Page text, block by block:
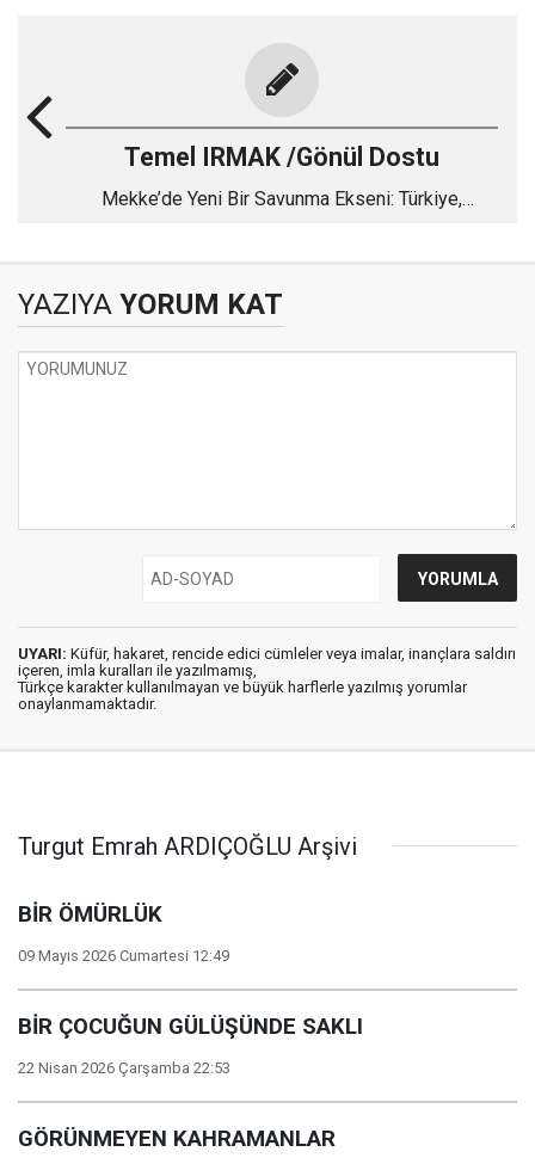
Temel IRMAK /Gönül Dostu
Mekke’de Yeni Bir Savunma Ekseni: Türkiye,
YAZIYA YORUM KAT
UYARI: Küfür, hakaret, rencide edici cümleler veya imalar, inançlara saldırı
içeren, imla kuralları ile yazılmamış,
Türkçe karakter kullanılmayan ve büyük harflerle yazılmış yorumlar
onaylanmamaktadır.
Turgut Emrah ARDIÇOĞLU Arşivi
BİR ÖMÜRLÜK
09 Mayıs 2026 Cumartesi 12:49
BİR ÇOCUĞUN GÜLÜŞÜNDE SAKLI
22 Nisan 2026 Çarşamba 22:53
GÖRÜNMEYEN KAHRAMANLAR